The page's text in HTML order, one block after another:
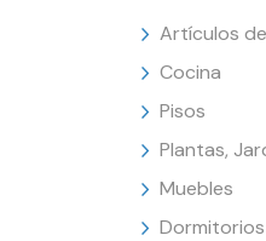
Artículos
Cocina
Pisos
Plantas,
Muebles
Dormitorios